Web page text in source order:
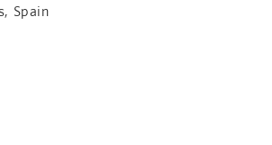
Spain